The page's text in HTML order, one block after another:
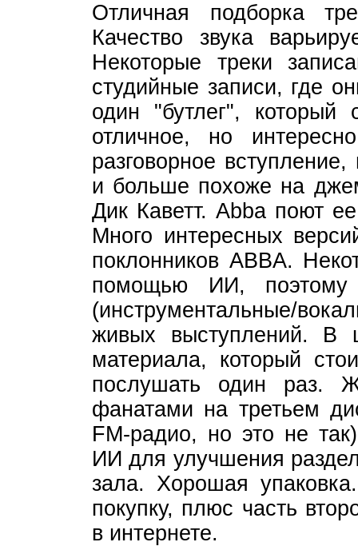
Отличная подборка
Качество звука
Некоторые треки
студийные записи, где
один "бутлег", который
отличное, но
разговорное
и больше похоже на
Дик Каветт. Abba поют
Много интересных
поклонников ABBA.
помощью ИИ, поэтому
(инструментальные/
живых выступлений. В
материала, который
послушать один раз.
фанатами на третьем
FM-радио, но это не
ИИ для улучшения
зала. Хорошая
покупку, плюс часть
в интернете.